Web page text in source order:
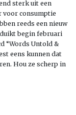
sterk uit een
voor consumptie
reeds een nieuw
begin februari
“Words Untold &
eens kunnen dat
Hou ze scherp in